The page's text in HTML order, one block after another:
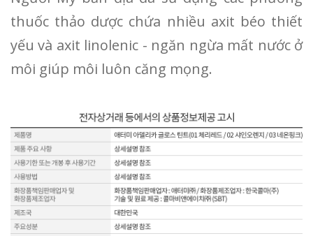
thuốc thảo dược chứa nhiều axit béo thiết
yếu và axit linolenic - ngăn ngừa mất nước ở
môi giúp môi luôn căng mọng.